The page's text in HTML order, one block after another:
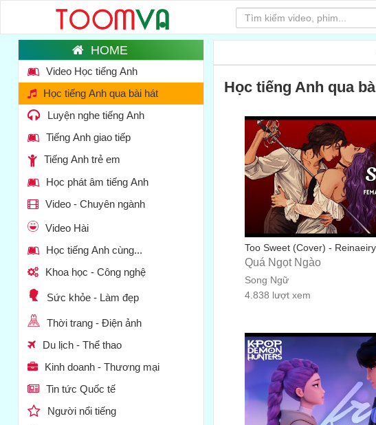
Video Học tiếng Anh
Học tiếng Anh qua bài hát
Luyện nghe tiếng Anh
Tiếng Anh giao tiếp
Tiếng Anh trẻ em
Học phát âm tiếng Anh
Video - Chuyên ngành
Video Hài
Học tiếng Anh cùng...
Khoa học - Công nghệ
Sức khỏe - Làm đẹp
Thời trang - Điện ảnh
Du lịch - Thể thao
Kinh doanh - Thương mại
Tin tức Quốc tế
Người nổi tiếng
Học tiếng Anh qua
Too Sweet (Cover) - Reinaeiry
Quá Ngọt Ngào
Song Ngữ
4.838 lượt xem